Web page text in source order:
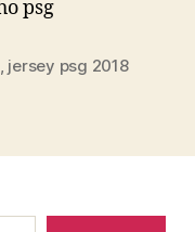
, jersey psg 2018